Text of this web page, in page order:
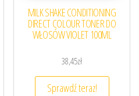
MILK SHAKE CONDITIONING
DIRECT COLOUR TONER DO
WŁOSÓW VIOLET 100ML
38,45zł
Sprawdź teraz!